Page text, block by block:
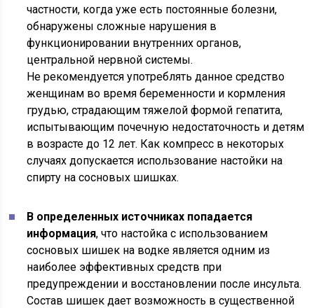
частности, когда уже есть постоянные болезни,
обнаружены сложные нарушения в
функционировании внутренних органов,
центральной нервной системы.
Не рекомендуется употреблять данное средство
женщинам во время беременности и кормления
грудью, страдающим тяжелой формой гепатита,
испытывающим почечную недостаточность и детям
в возрасте до 12 лет. Как компресс в некоторых
случаях допускается использование настойки на
спирту на сосновых шишках.
В определенных источниках попадается
информация, что настойка с использованием
сосновых шишек на водке является одним из
наиболее эффективных средств при
предупреждении и восстановлении после инсульта.
Состав шишек дает возможность в существенной